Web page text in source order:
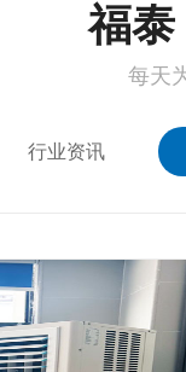
福泰
每天
行业资讯